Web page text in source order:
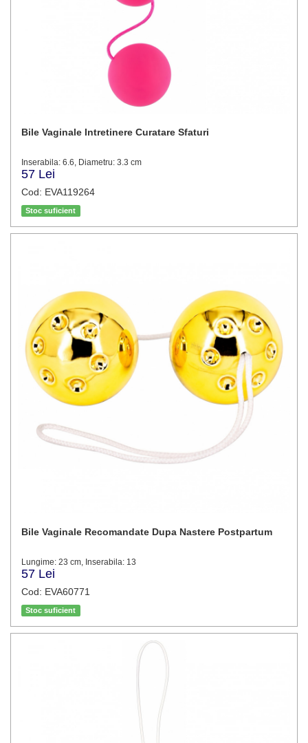
Bile Vaginale Intretinere Curatare Sfaturi
Inserabila: 6.6, Diametru: 3.3 cm
57 Lei
Cod: EVA119264
Stoc suficient
Bile Vaginale Recomandate Dupa Nastere Postpartum
Lungime: 23 cm, Inserabila: 13
57 Lei
Cod: EVA60771
Stoc suficient